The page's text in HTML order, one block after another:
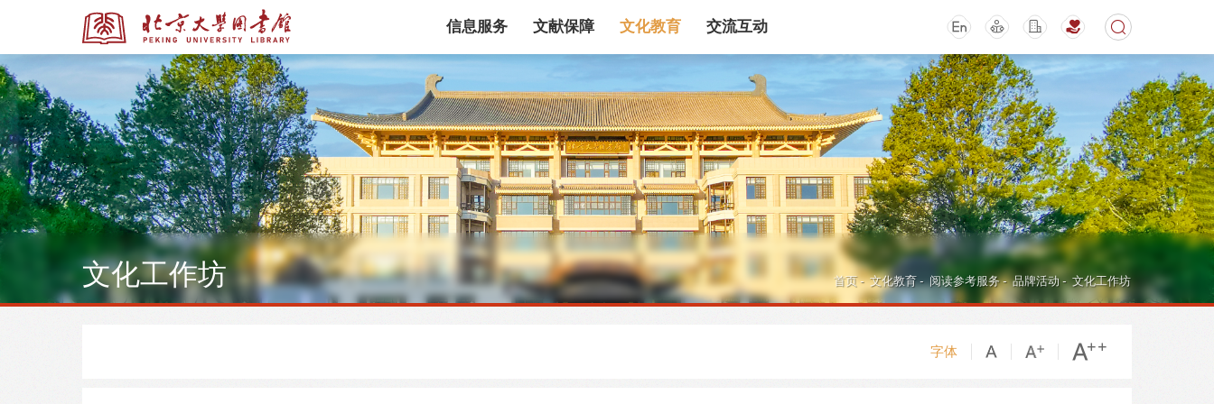
全部资源
全部资源 馆藏目录 论文、书、报告 数据库 电子图书和电子期刊
多媒体资源 机构知识库 馆际互借 新书通报 专利数据 活动讲座
信息服务 文献保障 文化教育 交流互动
首页 - 文化教育 - 阅读参考服务 - 品牌活动 - 文化工作坊
文化工作坊
字体